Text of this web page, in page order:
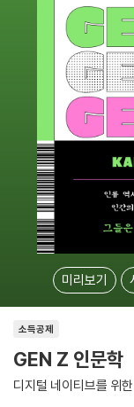
미리보기
소득공제
GEN Z 인문학
디지털 네이티브를 위